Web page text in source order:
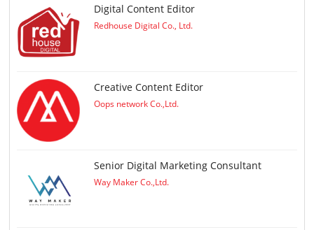
Digital Content Editor
Redhouse Digital Co., Ltd.
Creative Content Editor
Oops network Co.,Ltd.
Senior Digital Marketing Consultant
Way Maker Co.,Ltd.